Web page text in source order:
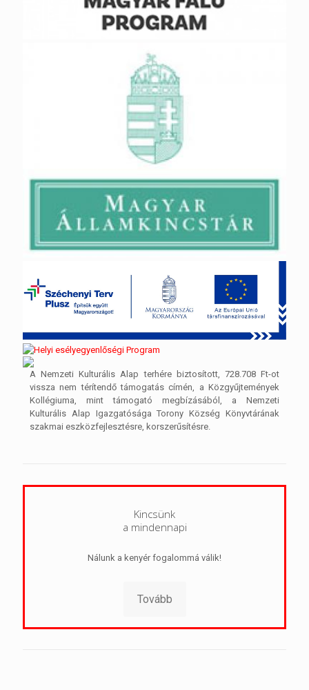
A Nemzeti Kulturális Alap terhére biztosított, 728.708 Ft-ot
vissza nem térítendő támogatás címén, a Közgyűjtemények
Kollégiuma, mint támogató megbízásából, a Nemzeti
Kulturális Alap Igazgatósága Torony Község Könyvtárának
szakmai eszközfejlesztésre, korszerűsítésre.
Kincsünk
a mindennapi
Nálunk a kenyér fogalommá válik!
Tovább